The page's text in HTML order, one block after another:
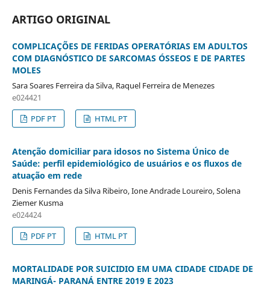
ARTIGO ORIGINAL
COMPLICAÇÕES DE FERIDAS OPERATÓRIAS EM ADULTOS
COM DIAGNÓSTICO DE SARCOMAS ÓSSEOS E DE PARTES
MOLES
Sara Soares Ferreira da Silva, Raquel Ferreira de Menezes
e024421
PDF PT
HTML PT
Atenção domiciliar para idosos no Sistema Único de
Saúde: perfil epidemiológico de usuários e os fluxos de
atuação em rede
Denis Fernandes da Silva Ribeiro, Ione Andrade Loureiro, Solena
Ziemer Kusma
e024424
PDF PT
HTML PT
MORTALIDADE POR SUICIDIO EM UMA CIDADE CIDADE DE
MARINGÁ- PARANÁ ENTRE 2019 E 2023